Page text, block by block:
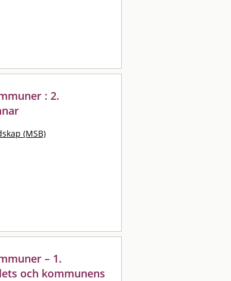
: 2.
(MSB)
– 1.
och kommunens